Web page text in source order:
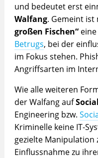
und bedeutet erst
Walfang. Gemeint ist
großen Fischen“eine
Betrugs, bei der
im Fokus stehen.
Angriffsarten im
Wie alle weiteren
der Walfang auf
Engineering bzw.
Kriminelle keine IT-
gezielte Manipulation
Einflussnahme zu